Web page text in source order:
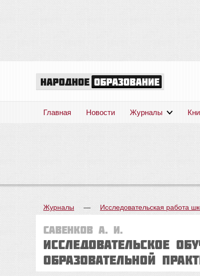
Главная Новости Журналы
Журналы — Исследовательская работа
Савенков А. И.
Исследовательское
образовательной